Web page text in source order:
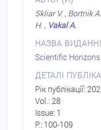
Skliar V. , Bortnik
H. , Vakal A.
НАЗВА
Scientific Horizons
ДЕТАЛІ
Рік публікації:
Vol.: 28
Issue: 1
P.: 100-109